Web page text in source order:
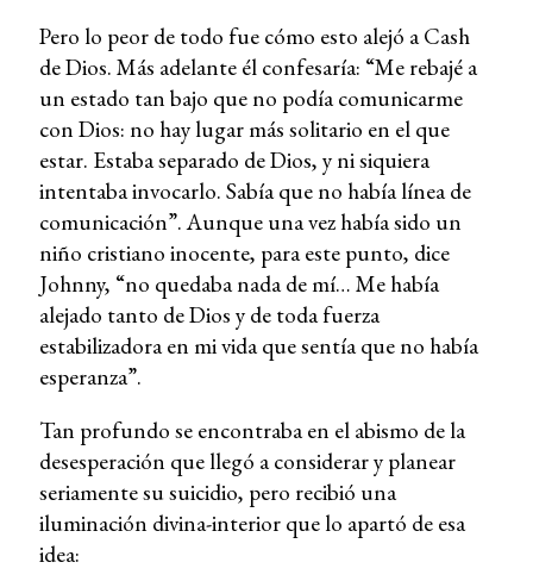
Pero lo peor de todo fue cómo esto alejó a Cash
de Dios. Más adelante él confesaría: “Me rebajé a
un estado tan bajo que no podía comunicarme
con Dios: no hay lugar más solitario en el que
estar. Estaba separado de Dios, y ni siquiera
intentaba invocarlo. Sabía que no había línea de
comunicación”. Aunque una vez había sido un
niño cristiano inocente, para este punto, dice
Johnny, “no quedaba nada de mí… Me había
alejado tanto de Dios y de toda fuerza
estabilizadora en mi vida que sentía que no había
esperanza”.
Tan profundo se encontraba en el abismo de la
desesperación que llegó a considerar y planear
seriamente su suicidio, pero recibió una
iluminación divina-interior que lo apartó de esa
idea: